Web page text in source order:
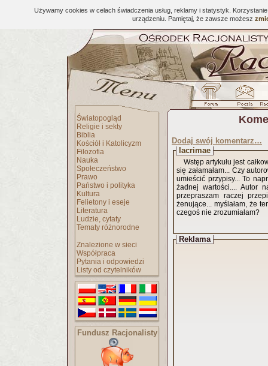
Używamy cookies w celach świadczenia usług, reklamy i statystyk.
urządzeniu. Pamiętaj, że zawsze możesz
Światopogląd
Religie i sekty
Biblia
Kościół i Katolicyzm
Filozofia
Nauka
Społeczeństwo
Prawo
Państwo i polityka
Kultura
Felietony i eseje
Literatura
Ludzie, cytaty
Tematy różnorodne
Znalezione w sieci
Współpraca
Pytania i odpowiedzi
Listy od czytelników
Fundusz Racjonalisty
Dodaj swój komentarz…
lacrimae
Wstęp artykułu jest
się załamałam... Czy
umieścić przypisy... To
żadnej wartości.... Autor
przepraszam raczej
żenujące... myślałam, że
czegoś nie zrozumiałam?
Reklama